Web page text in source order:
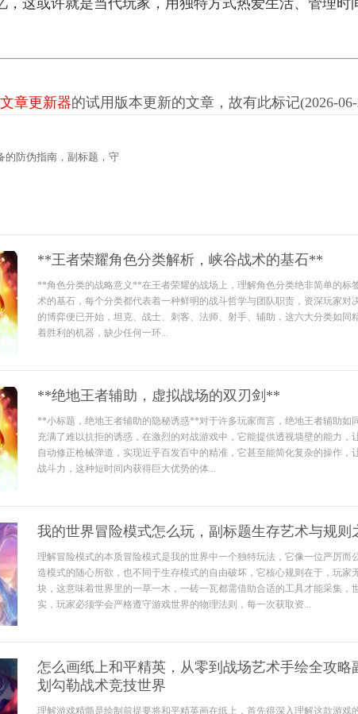
这或许就是当代玩家，用独特方式热爱生活、管理时
章更新器的试用版本更新的文章，故有此标记(2026-06-
的防伪指南，副标题，守
**王者荣耀角色分类解析，峡谷战术的基石**
**角色分类的战略意义**在王者荣耀的战场上，理解角色分类绝非简单的标
术的基石，每个分类都代表着一种鲜明的战斗哲学与团队职责，资深玩家对
的博弈便已开始，坦克、战士、刺客、法师、射手、辅助，这六大分类如同
着胜利的机器，缺少任何一环...
**绝地王者辅助，虚拟战场的双刃剑**
**小标题，绝地王者辅助的隐秘诱惑**对于许多玩家而言，绝地王者辅助如
充满了难以抗拒的诱惑，在激烈的对战游戏中，它能提供透视墙壁的能力，
自动修正枪械弹道，实现近乎百发百中的精准，它甚至能简化复杂的操作，
战斗力，这种短时间内获得巨大优势的体...
我的世界冒险模式怎么玩，副标题生存艺术与规则
理解冒险模式的本质冒险模式是我的世界中一个独特玩法，它像一位严厉而
造模式的随心所欲，也不同于生存模式的自由破坏，它核心规则在于，玩家
块，这意味着世界里的一草一木，一砖一瓦都需借助合适的工具才能采集，
实，玩家必须学会严格遵守游戏世界的物理法则，每一次获取资...
怎么画纸上和平精英，从零到战场艺术手绘全攻略
划勾勒战术竞技世界
理解游戏精髓是绘制前提要将和平精英画在纸上，首先得深入理解这款游戏